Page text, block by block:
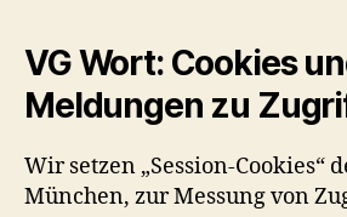
VG Wort: Cookies
Meldungen zu
Wir setzen „Session-Cookies“
München, zur Messung von